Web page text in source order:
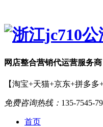
网店整合营销代运营服务商
【淘宝+天猫+京东+拼多多
免费咨询热线： 135-7545-
首页